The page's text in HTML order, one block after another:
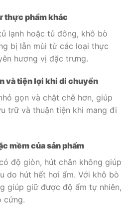
thực phẩm khác
lạnh hoặc tủ đông, khô bò
bị lẫn mùi từ các loại thực
hương vị đặc trưng.
và tiện lợi khi di chuyển
gọn và chặt chẽ hơn, giúp
trữ và thuận tiện khi mang đi
mềm của sản phẩm
độ giòn, hút chân không giúp
do hút hết hơi ẩm. Với khô bò
giúp giữ được độ ẩm tự nhiên,
cứng.